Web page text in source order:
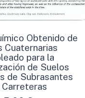
Obtenido de
Cuaternarias
para la
de Suelos
de Subrasantes
Carreteras